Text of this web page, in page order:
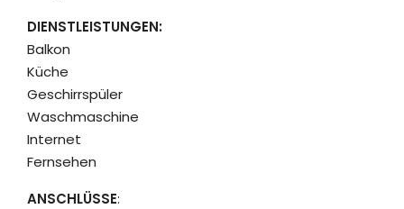
DIENSTLEISTUNGEN:
Balkon
Küche
Geschirrspüler
Waschmaschine
Internet
Fernsehen
ANSCHLÜSSE: